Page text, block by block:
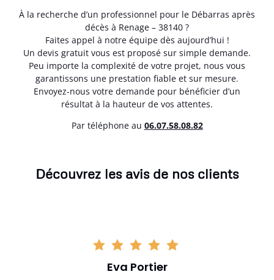
À la recherche d’un professionnel pour le Débarras après
décès à Renage – 38140 ?
Faites appel à notre équipe dès aujourd’hui !
Un devis gratuit vous est proposé sur simple demande.
Peu importe la complexité de votre projet, nous vous
garantissons une prestation fiable et sur mesure.
Envoyez-nous votre demande pour bénéficier d’un
résultat à la hauteur de vos attentes.
Par téléphone au 06.07.58.08.82
Découvrez les avis de nos clients
Eva Portier